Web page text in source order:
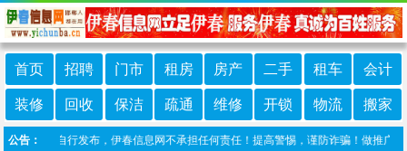
首页 招聘 门市 租房 房产 二手 租车 会计
装修 回收 保洁 疏通 维修 开锁 物流 搬家
公告：
由网友自行发布，伊春信息网不承担任何责任！提高警惕，谨防诈骗！做推广、